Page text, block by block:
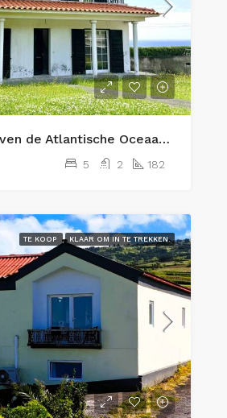
Elegantie boven de Atlantische Oceaan: een prestigieus landgoed met 5 slaapkamers in Horta
5 2 182
TE KOOP KLAAR OM IN TE TREKKEN.